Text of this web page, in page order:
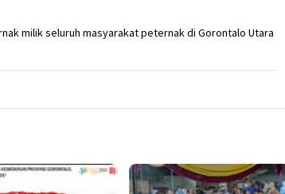
milik seluruh masyarakat peternak di Gorontalo Utara